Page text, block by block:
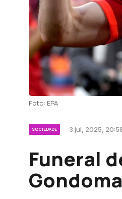
Foto: EPA
SOCIEDADE 3 jul, 2025,
Funeral